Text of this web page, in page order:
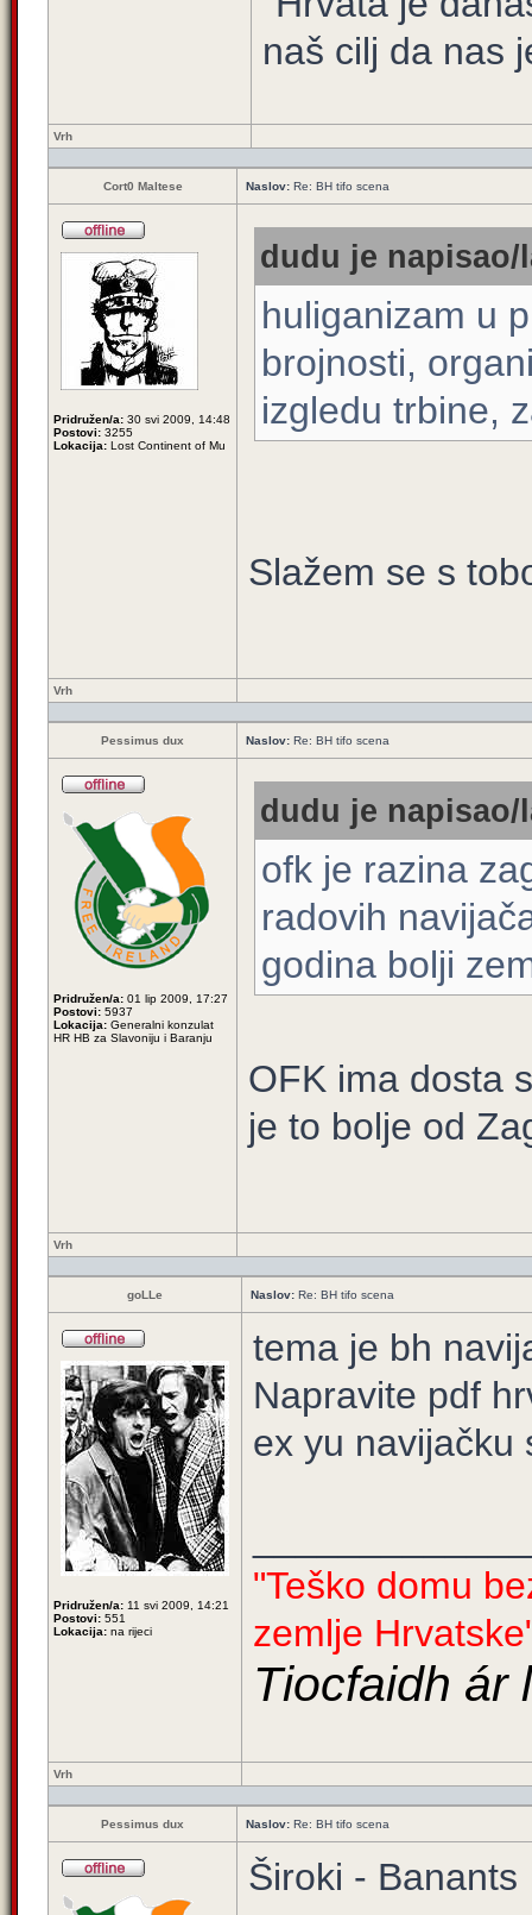
naš cilj da nas
Vrh
Cort0 Maltese Naslov: Re: BH tifo scena
Pridružen/a: 30 svi 2009, 14:48
Postovi: 3255
Lokacija: Lost Continent of Mu
dudu je napisao/
huliganizam u
brojnosti,
izgledu trbine,
Slažem se s
Vrh
Pessimus dux Naslov: Re: BH tifo scena
Pridružen/a: 01 lip 2009, 17:27
Postovi: 5937
Lokacija: Generalni konzulat
HR HB za Slavoniju i Baranju
dudu je napisao/
ofk je razina
radovih
godina bolji
OFK ima dosta
je to bolje od
Vrh
goLLe Naslov: Re: BH tifo scena
Pridružen/a: 11 svi 2009, 14:21
Postovi: 551
Lokacija: na rijeci
tema je bh
Napravite pdf
ex yu navijačku
"Teško domu
zemlje
Tiocfaidh ár
Vrh
Pessimus dux Naslov: Re: BH tifo scena
Široki - Banants